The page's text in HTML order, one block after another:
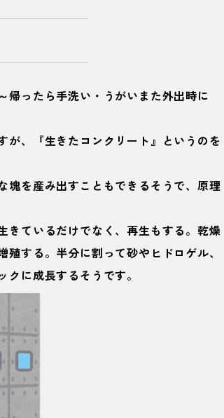
帰ったら手洗い・うがいまた外出時に
が、『生きたコンクリート』というのを
塊を産み出すこともできるそうで、原理
きているだけでなく、再生もする。乾燥
する。半分に割って砂やヒドロゲル、
に成長するそうです。